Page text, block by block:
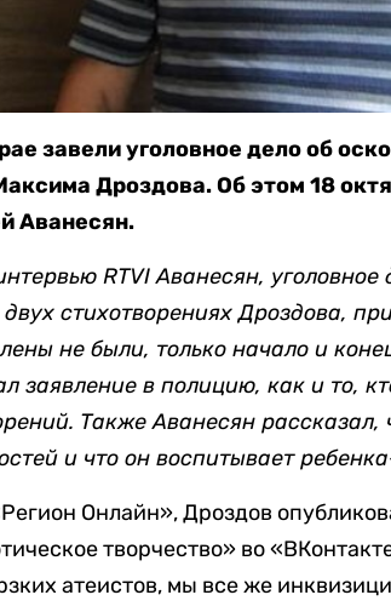
завели уголовное дело об
Дроздова. Об этом 18
Аванесян.
RTVI Аванесян,
стихотворениях Дроздова,
не были, только начало и
заявление в полицию, как и то,
Также Аванесян рассказал,
и что он воспитывает
Онлайн», Дроздов
творчество» во
атеистов, мы все же